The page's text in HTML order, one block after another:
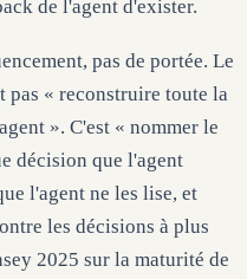
de l'agent d'exister.
pas de portée. Le
« reconstruire toute la
». C'est « nommer le
décision que l'agent
l'agent ne les lise, et
les décisions à plus
2025 sur la maturité de